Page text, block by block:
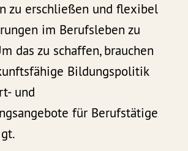
zu erschließen und flexibel
im Berufsleben zu
das zu schaffen, brauchen
Bildungspolitik
und
für Berufstätige